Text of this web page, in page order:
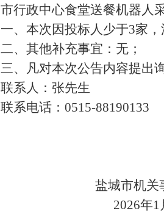
市行政中心食堂送餐机器人
一、本次因投标人少于3家
二、其他补充事宜：无；
三、凡对本次公告内容提出
联系人：张先生
联系电话：0515-88190133
盐城市机关事务
2026年1月